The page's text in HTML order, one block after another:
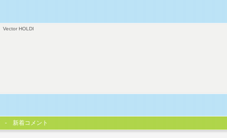
Vector HOLDI
新着コメント